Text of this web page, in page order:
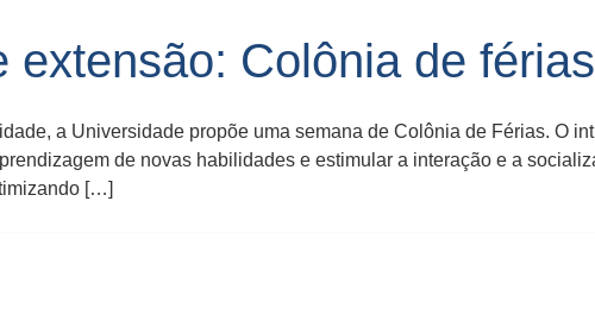
extensão: Colônia de
a Universidade propõe uma semana de Colônia de Férias. O
de novas habilidades e estimular a interação e a
[…]